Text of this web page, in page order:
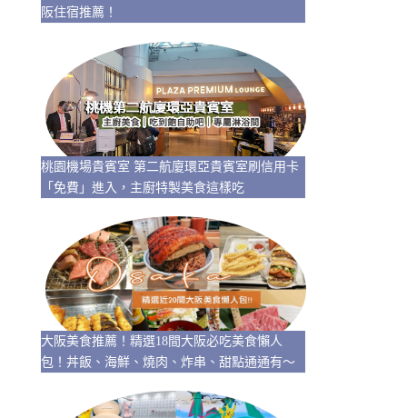
阪住宿推薦！
桃園機場貴賓室 第二航廈環亞貴賓室刷信用卡
「免費」進入，主廚特製美食這樣吃
大阪美食推薦！精選18間大阪必吃美食懶人
包！丼飯、海鮮、燒肉、炸串、甜點通通有～